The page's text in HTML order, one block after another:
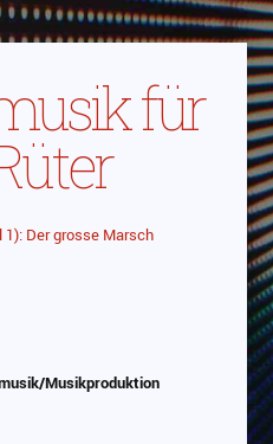
für
Der grosse Marsch
Musikproduktion